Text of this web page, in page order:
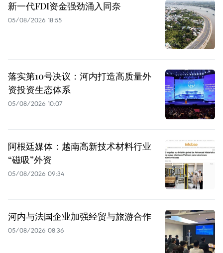
新一代FDI资金强劲涌入同奈
05/08/2026 18:55
落实第10号决议：河内打造高质量外
资投资生态体系
05/08/2026 10:07
阿根廷媒体：越南高新技术材料行业
“磁吸”外资
05/08/2026 09:34
河内与法国企业加强经贸与旅游合作
05/08/2026 08:36